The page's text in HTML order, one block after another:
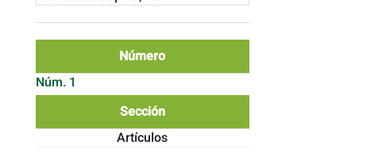
Número
Núm. 1
Sección
Artículos